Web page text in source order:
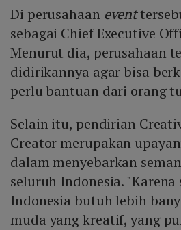
Di perusahaan event
sebagai Chief Executive
Menurut dia, perusahaan
didirikannya agar bisa
perlu bantuan dari orang
Selain itu, pendirian
Creator merupakan
dalam menyebarkan
seluruh Indonesia. "Karena
Indonesia butuh lebih
muda yang kreatif, yang